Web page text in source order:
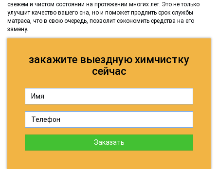
свежем и чистом состоянии на протяжении многих лет. Это не только
улучшит качество вашего сна, но и поможет продлить срок службы
матраса, что в свою очередь, позволит сэкономить средства на его
замену.
закажите выездную химчистку
сейчас
Заказать